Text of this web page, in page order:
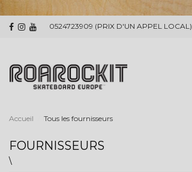
0524723909 (PRIX D'UN APPEL LOCAL)
Accueil Tous les fournisseurs
FOURNISSEURS
\